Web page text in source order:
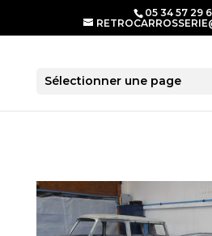
05 34 57 29
Sélectionner une page